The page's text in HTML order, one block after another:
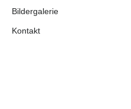
Bildergalerie
Kontakt